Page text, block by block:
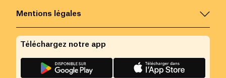
Mentions légales
Téléchargez notre app